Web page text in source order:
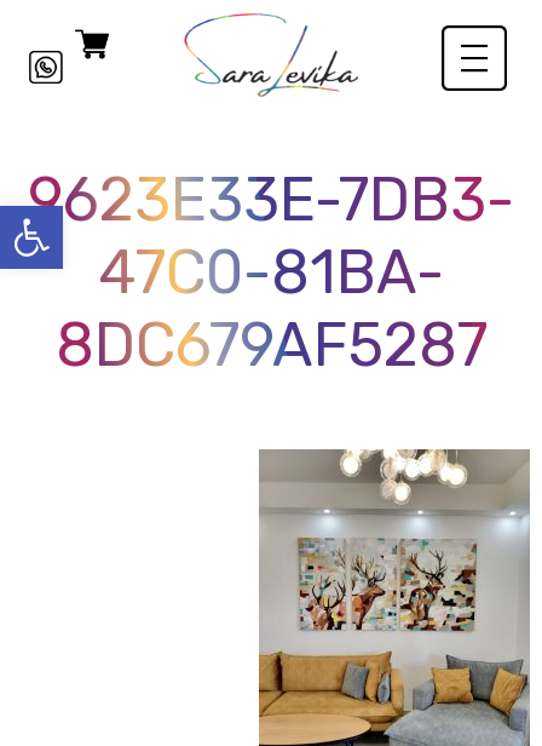
פתח
9623E33E-7DB3-
47C0-81BA-
8DC679AF5287